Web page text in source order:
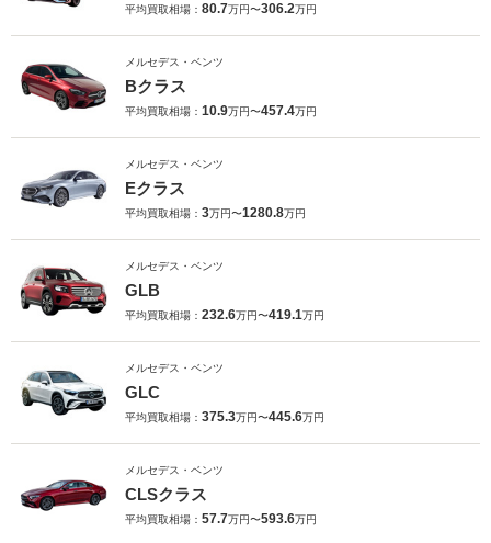
平均買取相場： 80.7万円〜306.2万円
メルセデス・ベンツ
Bクラス
平均買取相場： 10.9万円〜457.4万円
メルセデス・ベンツ
Eクラス
平均買取相場： 3万円〜1280.8万円
メルセデス・ベンツ
GLB
平均買取相場： 232.6万円〜419.1万円
メルセデス・ベンツ
GLC
平均買取相場： 375.3万円〜445.6万円
メルセデス・ベンツ
CLSクラス
平均買取相場： 57.7万円〜593.6万円